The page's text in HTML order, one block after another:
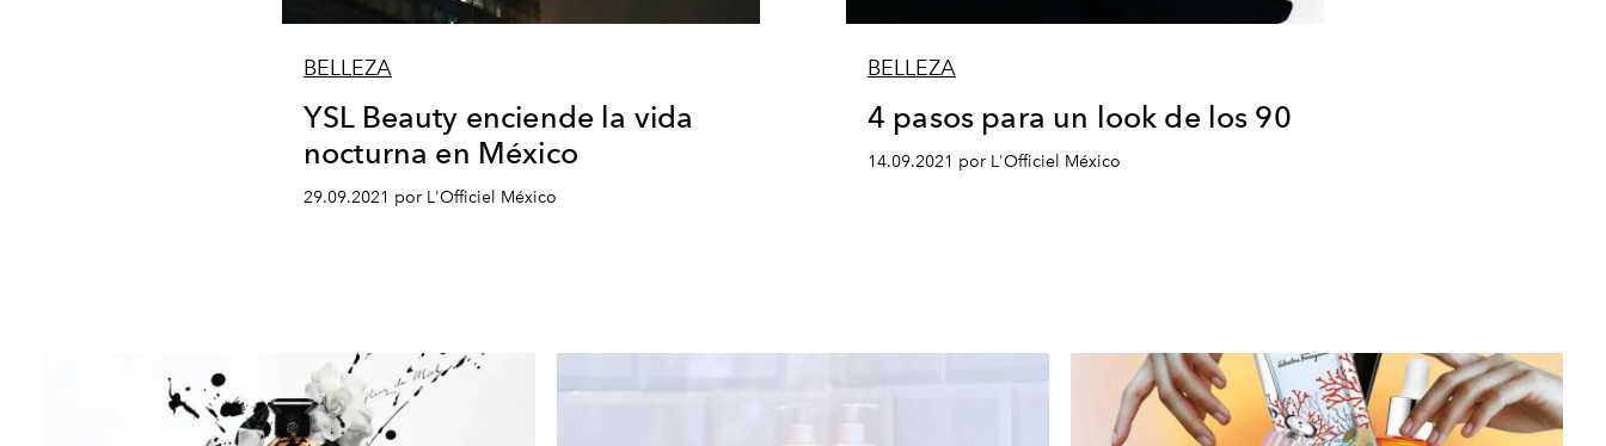
BELLEZA
YSL Beauty enciende la vida
nocturna en México
29.09.2021 por L'Officiel México
BELLEZA
4 pasos para un look de los 90
14.09.2021 por L'Officiel México